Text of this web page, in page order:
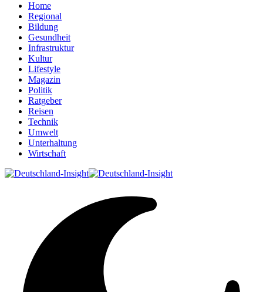
Home
Regional
Bildung
Gesundheit
Infrastruktur
Kultur
Lifestyle
Magazin
Politik
Ratgeber
Reisen
Technik
Umwelt
Unterhaltung
Wirtschaft